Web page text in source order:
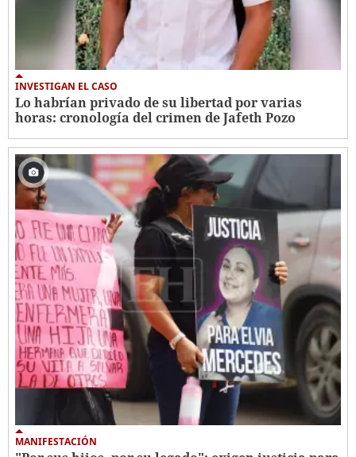
INVESTIGAN EL CASO
Lo habrían privado de su libertad por varias
horas: cronología del crimen de Jafeth Pozo
MANIFESTACIÓN